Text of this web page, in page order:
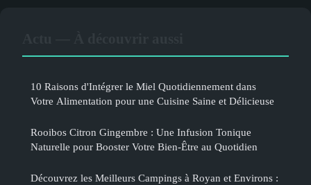
10 Raisons d'Intégrer le Miel Quotidiennement dans
Votre Alimentation pour une Cuisine Saine et Délicieuse
Rooibos Citron Gingembre : Une Infusion Tonique
Naturelle pour Booster Votre Bien-Être au Quotidien
Découvrez les Meilleurs Campings à Royan et Environs :